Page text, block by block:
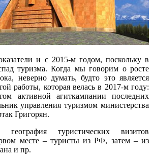
и с 2015-м годом, поскольку в
туризма. Когда мы говорим о росте
неверно думать, будто это является
работы, которая велась в 2017-м году:
активной агиткампании последних
управления туризмом министерства
Григорян.
туристических визитов
месте – туристы из РФ, затем – из
и пр.